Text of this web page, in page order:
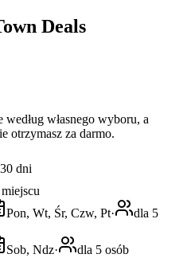
Deals
własnego wyboru, a
otrzymasz za darmo.
dni
Pon, Wt, Śr, Czw, Pt·
dla 5
Sob, Ndz·
dla 5 osób